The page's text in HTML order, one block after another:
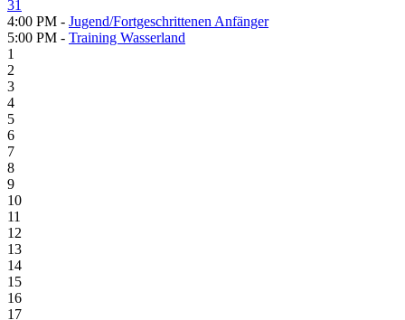
31
4:00 PM - Jugend/Fortgeschrittenen Anfänger
5:00 PM - Training Wasserland
1
2
3
4
5
6
7
8
9
10
11
12
13
14
15
16
17